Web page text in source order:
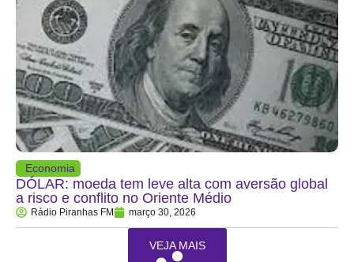
Economia
DÓLAR: moeda tem leve alta com aversão global
a risco e conflito no Oriente Médio
Rádio Piranhas FM março 30, 2026
VEJA MAIS